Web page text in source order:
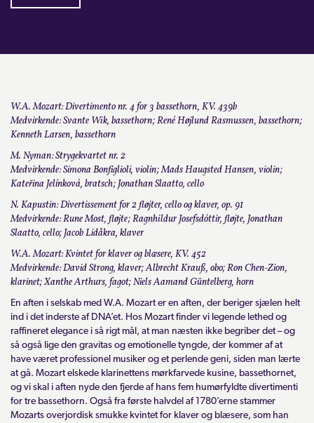
W.A. Mozart: Divertimento nr. 4 for 3 bassethorn, KV. 439b
Medvirkende: Svante Wik, bassethorn; René Højlund Rasmussen, bassethorn;
Kenneth Larsen, bassethorn
M. Nyman: Strygekvartet nr. 2
Medvirkende: Simona Bonfiglioli, violin; Mads Haugsted Hansen, violin;
Kateřina Jelínková, bratsch; Jonathan Slaatto, cello
N. Kapustin: Divertissement for 2 fløjter, cello og klaver, op. 91
Medvirkende: Rune Most, fløjte; Ragnhildur Josefsdóttir, fløjte, Jonathan
Slaatto, cello; Jacob Lidåkra, klaver
W.A. Mozart: Kvintet for klaver og blæsere, KV. 452
Medvirkende: David Strong, klaver; Albrecht Krauß, obo; Ron Chen-Zion,
klarinet; Xanthe Arthurs, fagot; Niels Aamand Güntelberg, horn
En aften i selskab med W.A. Mozart er en aften, der beriger sjælen helt
ind i det inderste af DNA’et. Hos Mozart finder vi legende lethed og
raffineret elegance i så rigt mål, at man næsten ikke begriber det – og
så også lige den gravitas og emotionelle tyngde, der kommer af at
have været professionel musiker og et perlende geni, siden man lærte
at gå. Mozart elskede klarinettens mørkfarvede kusine, bassethornet,
og vi skal i aften nyde den fjerde af hans fem humørfyldte divertimenti
for tre bassethorn. Også fra første halvdel af 1780’erne stammer
Mozarts overjordisk smukke kvintet for klaver og blæsere, som han